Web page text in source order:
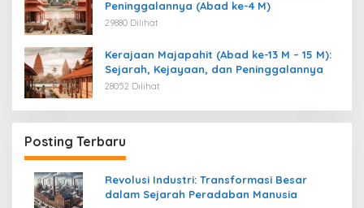
Peninggalannya (Abad ke-4 M)
29880 Dilihat
Kerajaan Majapahit (Abad ke-13 M – 15 M):
Sejarah, Kejayaan, dan Peninggalannya
28052 Dilihat
Posting Terbaru
Revolusi Industri: Transformasi Besar
dalam Sejarah Peradaban Manusia